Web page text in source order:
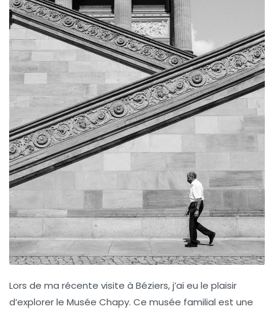
Lors de ma récente visite à Béziers, j’ai eu le plaisir
d’explorer le Musée Chapy. Ce musée familial est une